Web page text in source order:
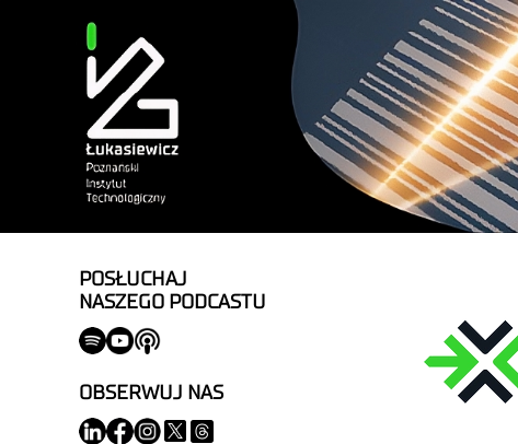
POSŁUCHAJ
NASZEGO PODCASTU
OBSERWUJ NAS